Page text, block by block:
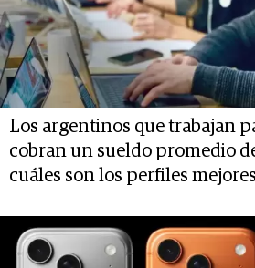
Los argentinos que trabajan
cobran un sueldo promedio
cuáles son los perfiles